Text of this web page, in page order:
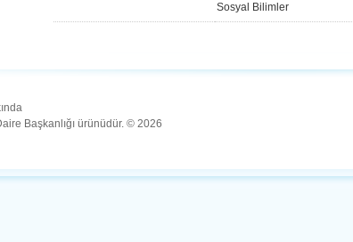
Sosyal Bilimler
Başkanlığı ürünüdür. © 2026